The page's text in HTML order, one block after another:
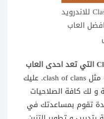
لعبة Clash of Queens للاندرويد
العاب
Clash of Queens التي تعد احدى العاب
مثل clash of clans. عليك
و لك كافة الصلاحيات
تقوم بمساعدتك في